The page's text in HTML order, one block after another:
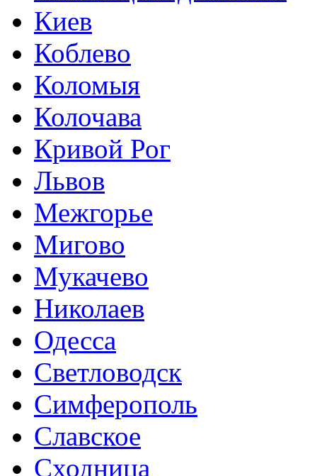
Киев
Коблево
Коломыя
Колочава
Кривой Рог
Львов
Межгорье
Мигово
Мукачево
Николаев
Одесса
Светловодск
Симферополь
Славское
Сходница